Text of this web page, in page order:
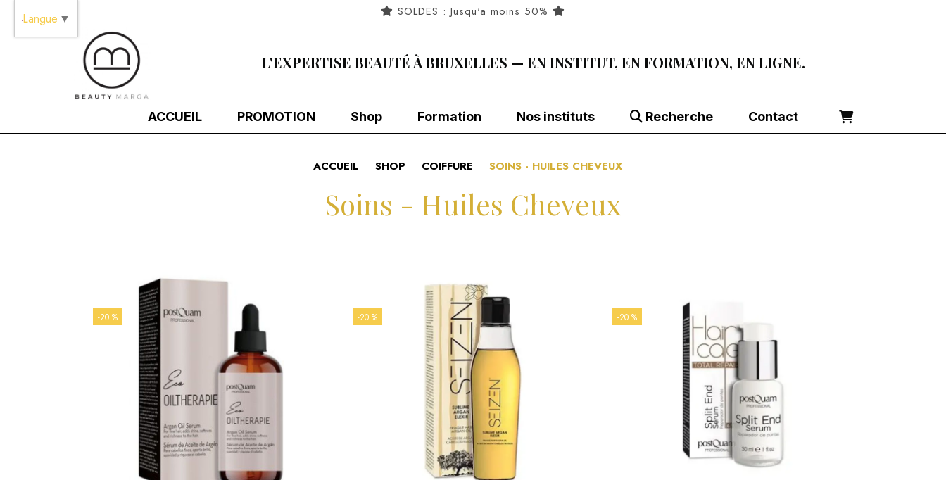
SOLDES : Jusqu'a moins 50%
L'EXPERTISE BEAUTÉ À BRUXELLES — EN INSTITUT, EN FORMATION, EN LIGNE.
ACCUEIL PROMOTION Shop Formation Nos instituts Recherche Contact
ACCUEIL SHOP COIFFURE SOINS - HUILES CHEVEUX
Soins - Huiles Cheveux
-20 % -20 % -20 %
Langue ▼